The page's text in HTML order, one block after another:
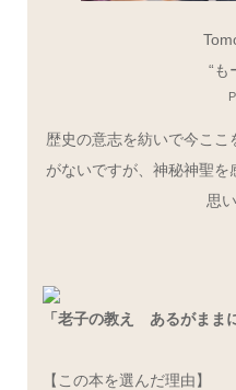
“も
歴史の意志を紡いで今こ
がないですが、神秘神聖を
思
「老子の教え あるがまま
【この本を選んだ理由】